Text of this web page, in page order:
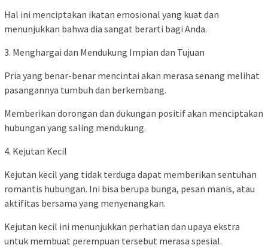
Hal ini menciptakan ikatan emosional yang kuat dan
menunjukkan bahwa dia sangat berarti bagi Anda.
3. Menghargai dan Mendukung Impian dan Tujuan
Pria yang benar-benar mencintai akan merasa senang melihat
pasangannya tumbuh dan berkembang.
Memberikan dorongan dan dukungan positif akan menciptakan
hubungan yang saling mendukung.
4. Kejutan Kecil
Kejutan kecil yang tidak terduga dapat memberikan sentuhan
romantis hubungan. Ini bisa berupa bunga, pesan manis, atau
aktifitas bersama yang menyenangkan.
Kejutan kecil ini menunjukkan perhatian dan upaya ekstra
untuk membuat perempuan tersebut merasa spesial.